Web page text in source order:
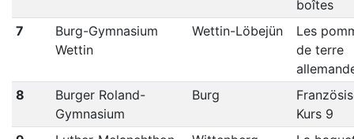
boîtes
7
Burg-Gymnasium
Wettin
Wettin-Löbejün
Les
de terre
8
Burger Roland-
Gymnasium
Burg
Kurs 9